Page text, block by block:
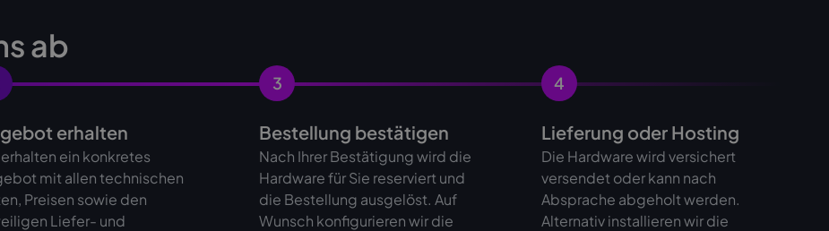
ab
erhalten
ein konkretes
mit allen technischen
Preisen sowie den
Liefer- und
3
Bestellung bestätigen
Nach Ihrer Bestätigung wird die
Hardware für Sie reserviert und
die Bestellung ausgelöst. Auf
Wunsch konfigurieren wir die
4
Lieferung oder Hosting
Die Hardware wird versichert
versendet oder kann nach
Absprache abgeholt werden.
Alternativ installieren wir die